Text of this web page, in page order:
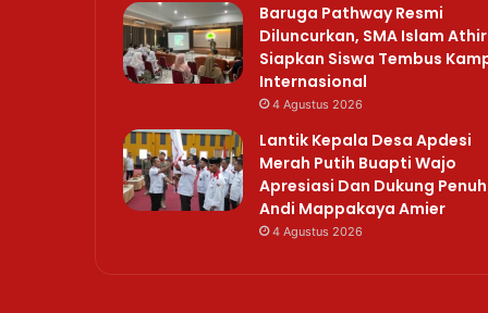
Baruga Pathway Resmi
Diluncurkan, SMA Islam
Siapkan Siswa Tembus
Internasional
4 Agustus 2026
Lantik Kepala Desa Apdesi
Merah Putih Buapti Wajo
Apresiasi Dan Dukung Penuh
Andi Mappakaya Amier
4 Agustus 2026